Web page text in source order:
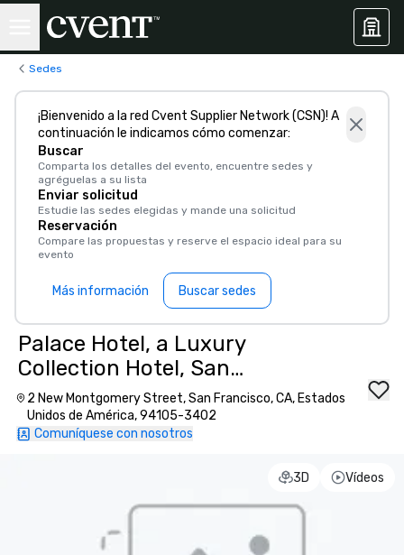
Sedes
¡Bienvenido a la red Cvent Supplier Network (CSN)! A
continuación le indicamos cómo comenzar:
Buscar
Comparta los detalles del evento, encuentre sedes y
agréguelas a su lista
Enviar solicitud
Estudie las sedes elegidas y mande una solicitud
Reservación
Compare las propuestas y reserve el espacio ideal para su
evento
Más información Buscar sedes
Palace Hotel, a Luxury
Collection Hotel, San
Francisco
2 New Montgomery Street, San Francisco, CA, Estados
Unidos de América, 94105-3402
Comuníquese con nosotros
3D Vídeos